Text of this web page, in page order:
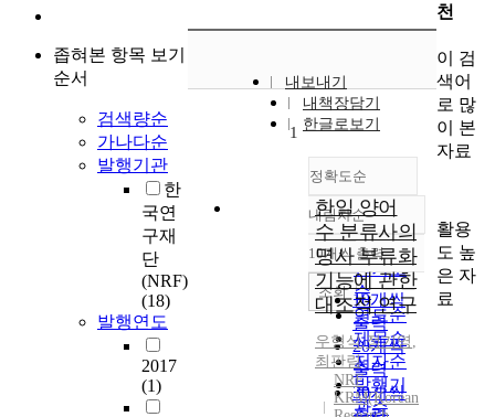
좁혀본 항목 보기
순서
검색량순
가나다순
발행기관
한
국연
구재
단
(NRF)
(18)
발행연도
2017
(1)
내보내기
내책장담기
한글로보기
정확도순
정확도
순
인기도
순
연도순
제목순
저자순
발행기
관순
내림차순
내림차순
10개씩 출력
10개씩
출력
20개씩
출력
30개씩
조회
1
한일 양어
수 분류사의
명사 부류화
기능에 관한
대조적 연구
우형식,정기영 ,
최판림
NRF
KRM(Korean
천
이 검
색어
로 많
이 본
자료
활용
도 높
은 자
료